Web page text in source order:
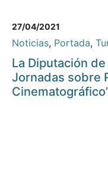
27/04/2021
Noticias, Portada,
La Diputación de
Jornadas sobre